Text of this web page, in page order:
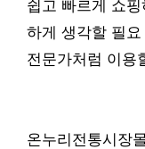
쉽고 빠르게 쇼
하게 생각할 필
전문가처럼 이용
온누리전통시장